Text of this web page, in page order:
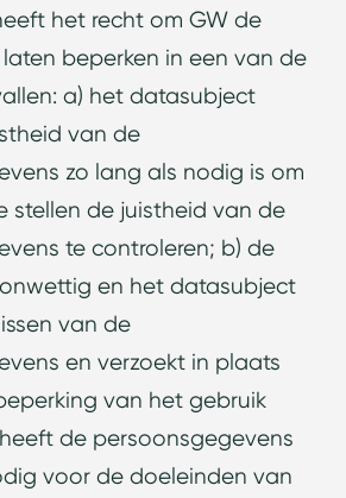
het recht om GW de
beperken in een van de
a) het datasubject
van de
zo lang als nodig is om
stellen de juistheid van de
te controleren; b) de
en het datasubject
van de
en verzoekt in plaats
van het gebruik
de persoonsgegevens
voor de doeleinden van